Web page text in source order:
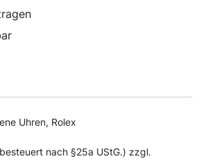
Uhren, Rolex
nach §25a UStG.) zzgl.